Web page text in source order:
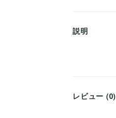
説明
レビュー (0)